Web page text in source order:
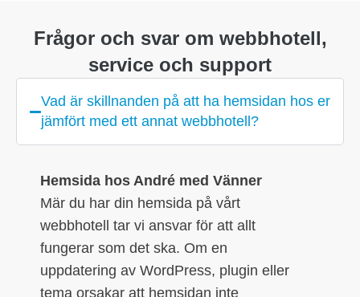
Frågor och svar om webbhotell,
service och support
Vad är skillnanden på att ha hemsidan hos er
jämfört med ett annat webbhotell?
Hemsida hos André med Vänner
Mär du har din hemsida på vårt
webbhotell tar vi ansvar för att allt
fungerar som det ska. Om en
uppdatering av WordPress, plugin eller
tema orsakar att hemsidan inte